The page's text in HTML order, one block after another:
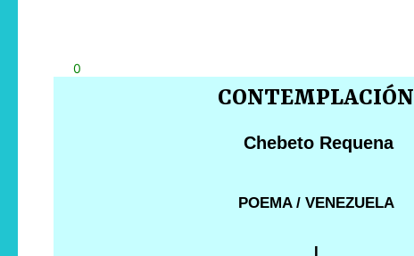
0
CONTEMPLACIÓN
Chebeto Requena
POEMA / VENEZUELA